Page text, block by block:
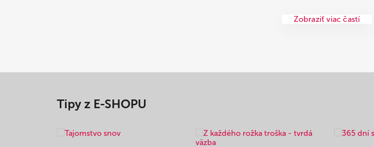
Zobraziť viac častí
Tipy z E-SHOPU